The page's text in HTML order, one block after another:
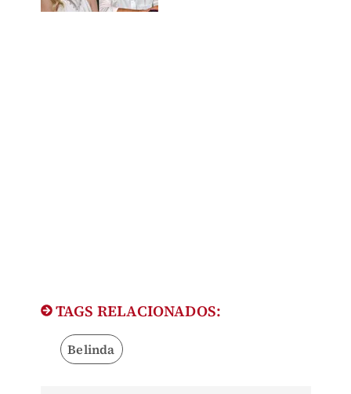
TAGS RELACIONADOS:
Belinda